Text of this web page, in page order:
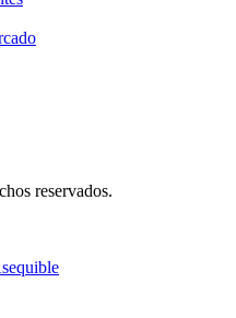
reservados.